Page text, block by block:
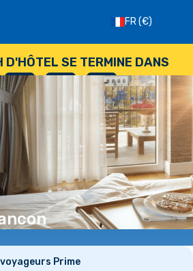
FR(€)
D'HÔTEL SE TERMINE DANS
--
HEURES
: --
SECONDES
Prime